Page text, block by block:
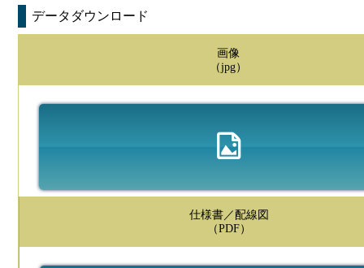
データダウンロード
画像
（jpg）
仕様書／配線図
（PDF）